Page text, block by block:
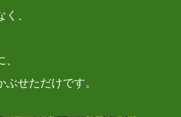
、
せただけです。